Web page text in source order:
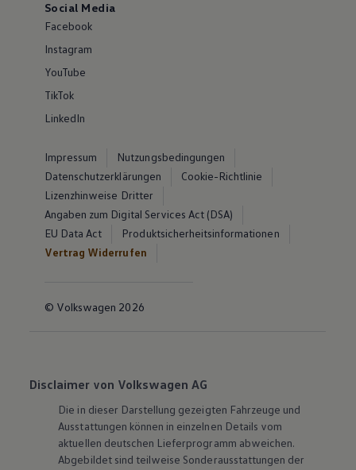
Social Media
Facebook
Instagram
YouTube
TikTok
LinkedIn
Impressum
Nutzungsbedingungen
Datenschutzerklärungen
Cookie-Richtlinie
Lizenzhinweise Dritter
Angaben zum Digital Services Act (DSA)
EU Data Act
Produktsicherheitsinformationen
Vertrag Widerrufen
© Volkswagen 2026
Disclaimer von Volkswagen AG
Die in dieser Darstellung gezeigten Fahrzeuge und
Ausstattungen können in einzelnen Details vom
aktuellen deutschen Lieferprogramm abweichen.
Abgebildet sind teilweise Sonderausstattungen der